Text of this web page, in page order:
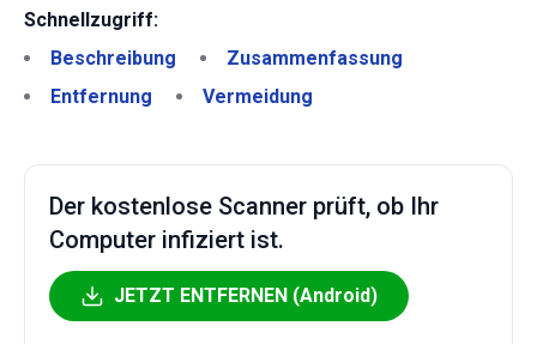
Schnellzugriff:
Beschreibung
Zusammenfassung
Entfernung
Vermeidung
Der kostenlose Scanner prüft, ob Ihr
Computer infiziert ist.
JETZT ENTFERNEN (Android)